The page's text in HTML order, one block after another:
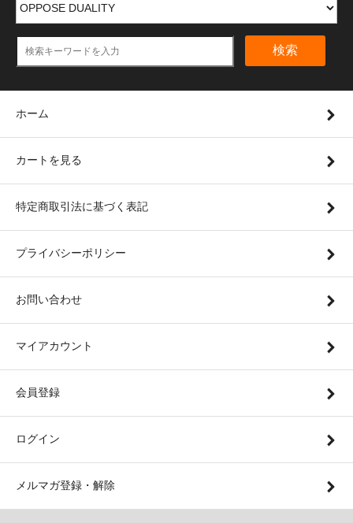
検索
ホーム
カートを見る
特定商取引法に基づく表記
プライバシーポリシー
お問い合わせ
マイアカウント
会員登録
ログイン
メルマガ登録・解除